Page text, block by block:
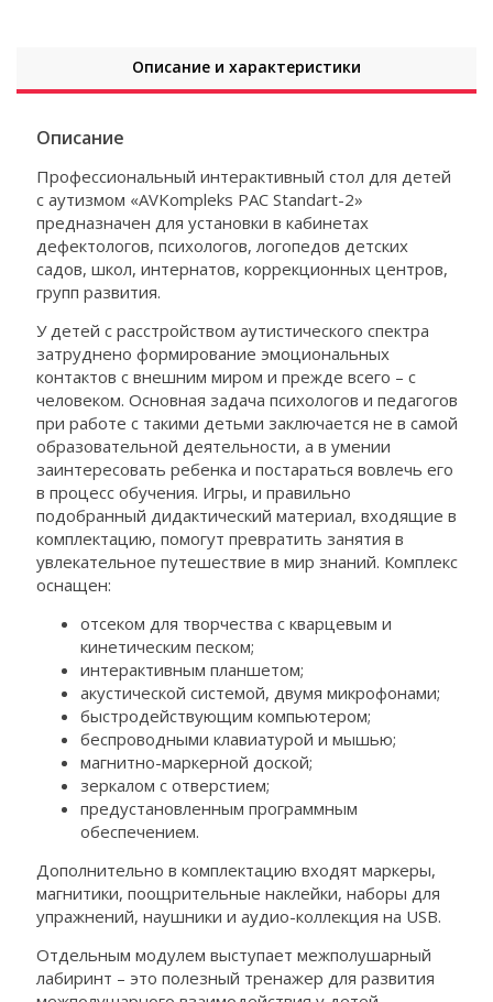
Описание и характеристики
Описание
Профессиональный интерактивный стол для детей
с аутизмом «AVKompleks РАС Standart-2»
предназначен для установки в кабинетах
дефектологов, психологов, логопедов детских
садов, школ, интернатов, коррекционных центров,
групп развития.
У детей с расстройством аутистического спектра
затруднено формирование эмоциональных
контактов с внешним миром и прежде всего – с
человеком. Основная задача психологов и педагогов
при работе с такими детьми заключается не в самой
образовательной деятельности, а в умении
заинтересовать ребенка и постараться вовлечь его
в процесс обучения. Игры, и правильно
подобранный дидактический материал, входящие в
комплектацию, помогут превратить занятия в
увлекательное путешествие в мир знаний. Комплекс
оснащен:
отсеком для творчества с кварцевым и
кинетическим песком;
интерактивным планшетом;
акустической системой, двумя микрофонами;
быстродействующим компьютером;
беспроводными клавиатурой и мышью;
магнитно-маркерной доской;
зеркалом с отверстием;
предустановленным программным
обеспечением.
Дополнительно в комплектацию входят маркеры,
магнитики, поощрительные наклейки, наборы для
упражнений, наушники и аудио-коллекция на USB.
Отдельным модулем выступает межполушарный
лабиринт – это полезный тренажер для развития